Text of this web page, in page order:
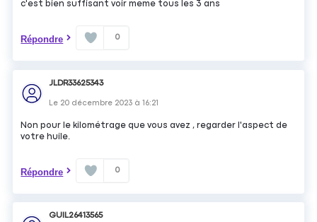
c'est bien suffisant voir meme tous les 3 ans
Répondre 0
JLDR33625343
Le 20 décembre 2023 à16:21
Non pour le kilométrage que vous avez , regarder l'aspect de
votre huile.
Répondre 0
GUIL26413565